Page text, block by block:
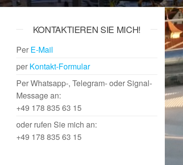
KONTAKTIEREN SIE MICH!
Per E-Mail
per Kontakt-Formular
Per Whatsapp-, Telegram- oder Signal-
Message an:
+49 178 835 63 15
oder rufen Sie mich an:
+49 178 835 63 15